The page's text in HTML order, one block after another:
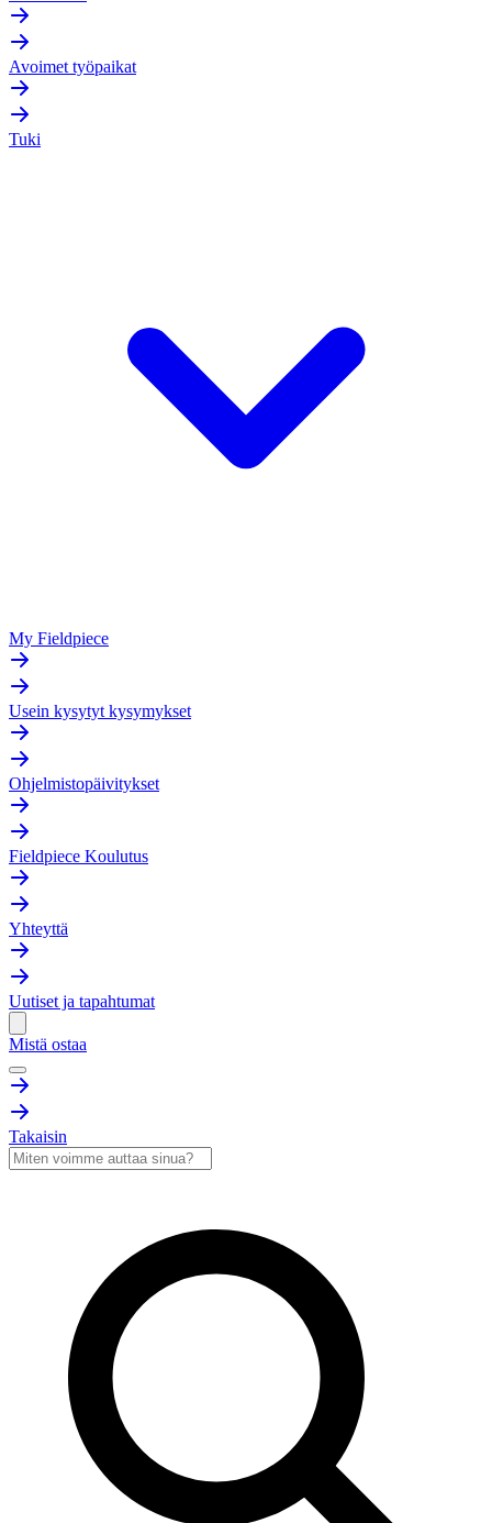
Avoimet työpaikat
Tuki
My Fieldpiece
Usein kysytyt kysymykset
Ohjelmistopäivitykset
Fieldpiece Koulutus
Yhteyttä
Uutiset ja tapahtumat
Mistä ostaa
Takaisin